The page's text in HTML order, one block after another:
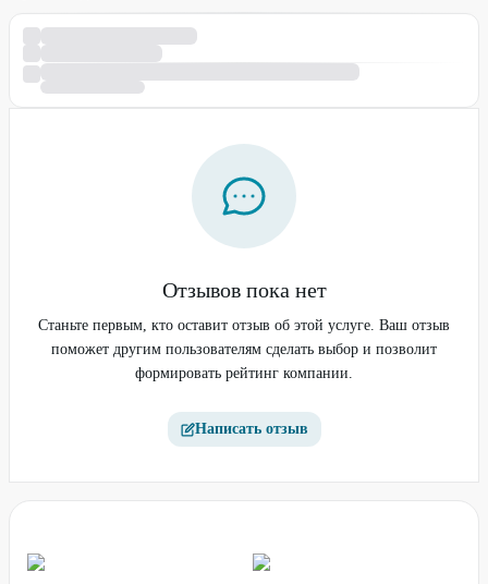
Отзывов пока нет
Станьте первым, кто оставит отзыв об этой услуге. Ваш отзыв
поможет другим пользователям сделать выбор и позволит
формировать рейтинг компании.
Написать отзыв